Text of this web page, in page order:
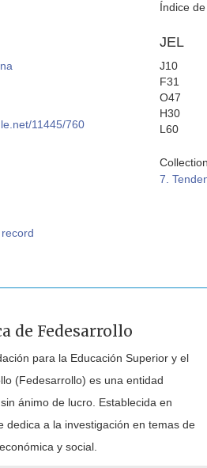
11445/760
Índice
JEL
J10
F31
O47
H30
L60
7.
de Fedesarrollo
para la Educación Superior y el
(Fedesarrollo) es una entidad
ánimo de lucro. Establecida en
dedica a la investigación en temas de
y social.